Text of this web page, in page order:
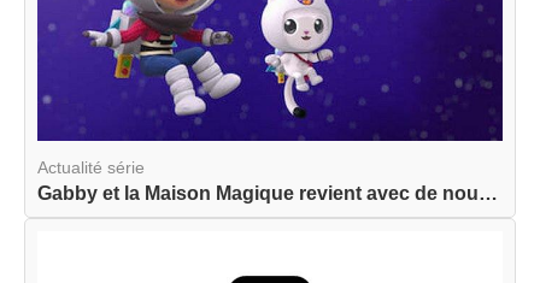
Actualité série
Gabby et la Maison Magique revient avec de nouve...